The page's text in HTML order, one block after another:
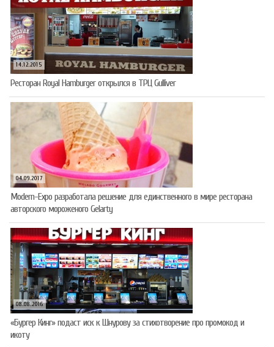
14.12.2015
Ресторан Royal Hamburger открылся в ТРЦ Gulliver
04.09.2017
Modern-Expo разработала решение для единственного в мире ресторана
авторского мороженого Gelarty
08.08.2016
«Бургер Кинг» подаст иск к Шнурову за стихотворение про промокод и
икоту